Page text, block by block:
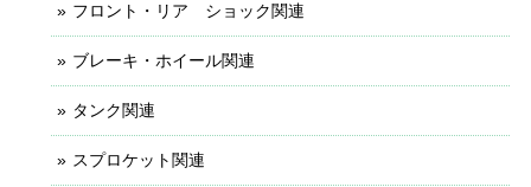
フロント・リア ショック関連
ブレーキ・ホイール関連
タンク関連
スプロケット関連